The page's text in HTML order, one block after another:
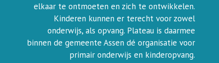
elkaar te ontmoeten en zich te ontwikkelen.
Kinderen kunnen er terecht voor zowel
onderwijs, als opvang. Plateau is daarmee
binnen de gemeente Assen dé organisatie voor
primair onderwijs en kinderopvang.